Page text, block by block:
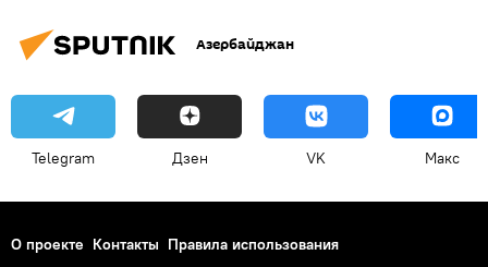
Азербайджан
Telegram Дзен VK Макс
О проекте Контакты Правила использования